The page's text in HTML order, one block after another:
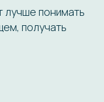
лучше понимать
получать